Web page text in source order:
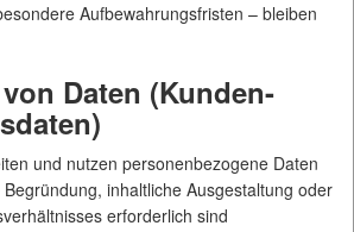
Aufbewahrungsfristen – bleiben
Daten (Kunden-
und nutzen personenbezogene Daten
inhaltliche Ausgestaltung oder
erforderlich sind